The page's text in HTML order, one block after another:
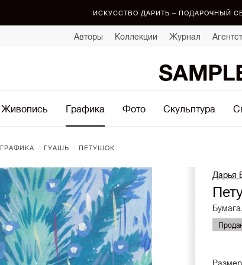
ИСКУССТВО ДАРИТЬ – ПОДАРОЧНЫЙ
Авторы Коллекции Журнал
Живопись Графика Фото Скульптура
ГРАФИКА ГУАШЬ ПЕТУШОК
Дарья
Размер